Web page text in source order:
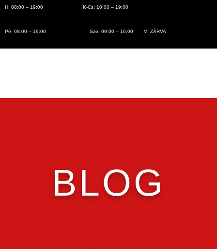
H: 08:00 – 19:00 K-Cs: 10:00 – 19:00
Pé: 08:00 – 19:00 Szo: 09:00 – 16:00 V: ZÁRVA
BLOG